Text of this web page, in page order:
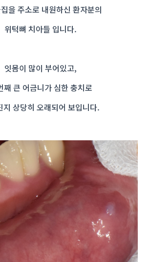
을 주소로 내원하신 환자분의
위턱뼈 치아들 입니다.
잇몸이 많이 부어있고,
째 큰 어금니가 심한 충치로
지 상당히 오래되어 보입니다.